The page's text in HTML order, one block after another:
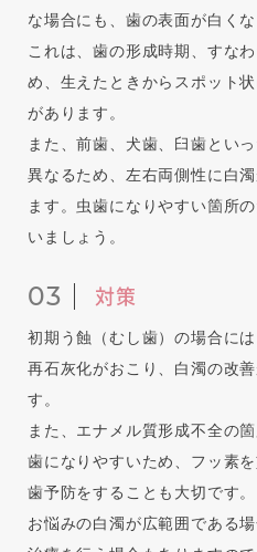
な場合にも、歯の表面が白く
これは、歯の形成時期、すな
め、生えたときからスポット
があります。
また、前歯、犬歯、臼歯とい
異なるため、左右両側性に白
ます。虫歯になりやすい箇所
いましょう。
対策
初期う蝕（むし歯）の場合に
再石灰化がおこり、白濁の改
す。
また、エナメル質形成不全の
歯になりやすいため、フッ素
歯予防をすることも大切です。
お悩みの白濁が広範囲である